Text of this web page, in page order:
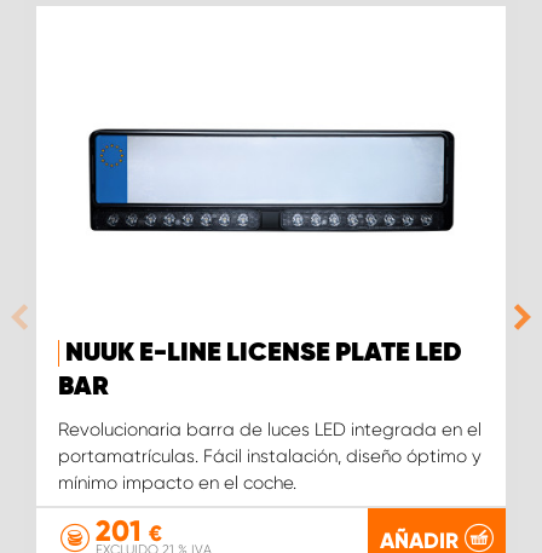
NUUK E-LINE LICENSE PLATE LED
BAR
Revolucionaria barra de luces LED integrada en el
portamatrículas. Fácil instalación, diseño óptimo y
mínimo impacto en el coche.
201 € AÑADIR